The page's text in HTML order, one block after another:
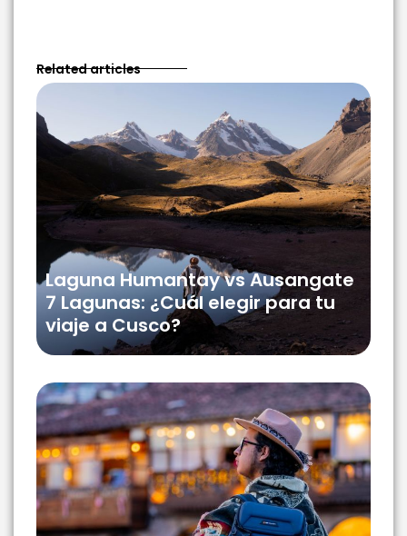
Related articles
Laguna Humantay vs Ausangate
7 Lagunas: ¿Cuál elegir para tu
viaje a Cusco?